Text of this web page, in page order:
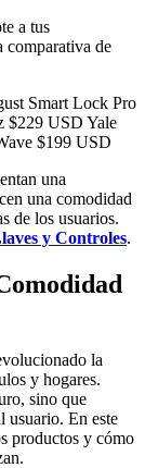
a tus
comparativa de
Smart Lock Pro
$229 USD Yale
$199 USD
una
una comodidad
de los usuarios.
y Controles.
la
y hogares.
sino que
usuario. En este
productos y cómo